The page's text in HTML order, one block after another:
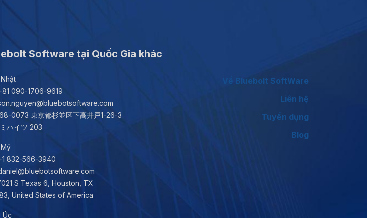
Software tại Quốc Gia khác
Nhật
090-1706-9619
0073 東京都杉並区下高井戸1-26-3
ハイツ 203
832-566-3940
S Texas 6, Houston, TX
United States of America
Úc
Về Bluebolt SoftWare
Liên hệ
Tuyển dụng
Blog